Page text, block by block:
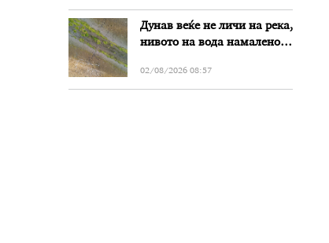
Дунав веќе не личи на река,
нивото на вода намалено
Бугарија
02/08/2026 08:57